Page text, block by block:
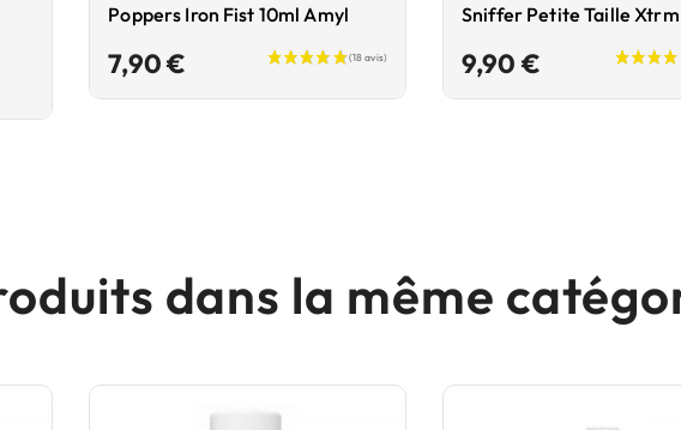
Poppers Iron Fist 10ml Amyl
7,90 €
Sniffer Petite Taille Xtrm
9,90 €Prix
dans la même